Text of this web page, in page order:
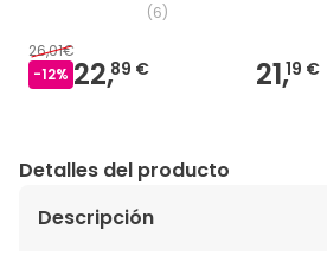
(6)
26,01€
-12% 22,89 € 21,19 €
Detalles del producto
Descripción